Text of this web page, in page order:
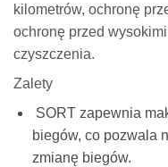
kilometrów, ochronę
ochronę przed
czyszczenia.
Zalety
SORT zapewnia
biegów, co pozwala
zmianę biegów.